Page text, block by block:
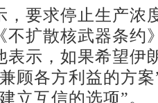
要求停止生产浓
不扩散核武器条约
表示，如果希望伊
顾各方利益的方
立互信的选项”。